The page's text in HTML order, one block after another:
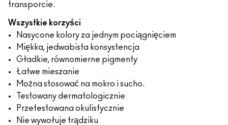
transporcie.
Wszystkie korzyści
Nasycone kolory za jednym pociągnięciem
Miękka, jedwabista konsystencja
Gładkie, równomierne pigmenty
Łatwe mieszanie
Można stosować na mokro i sucho.
Testowany dermatologicznie
Przetestowana okulistycznie
Nie wywołuje trądziku